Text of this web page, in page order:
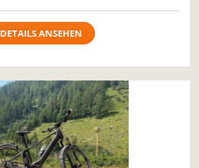
DETAILS ANSEHEN